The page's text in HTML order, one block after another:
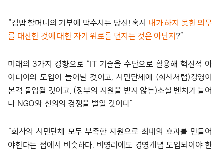
“김밥 할머니의 기부에 박수치는 당신! 혹시 내가 하지 못한 의무
를 대신한 것에 대한 자기 위로를 던지는 것은 아닌지?”
미래의 3가지 경향으로 “IT 기술을 수단으로 활용해 혁신적 아
이디어의 도입이 늘어날 것이고, 시민단체에 (회사처럼)경영이
본격 돌입될 것이고, (정부의 지원을 받지 않는)소셜 벤처가 늘어
나 NGO와 선의의 경쟁을 벌일 것이다”
“회사와 시민단체 모두 부족한 자원으로 최대의 효과를 만들어
야한다는 점에서 비슷하다. 비영리에도 경영개념 도입되어야 한